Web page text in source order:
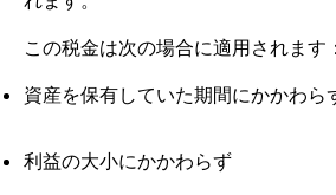
この税金は次の場合に適用されます：
資産を保有していた期間にかかわら
利益の大小にかかわらず